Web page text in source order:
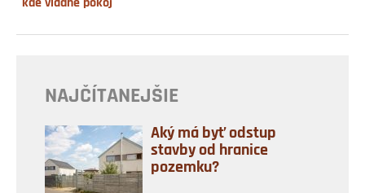
kde vládne pokoj
NAJČÍTANEJŠIE
Aký má byť odstup
stavby od hranice
pozemku?